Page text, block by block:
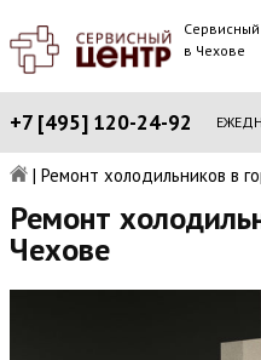
в Чехове
+7 [495] 120-24-92
| Ремонт холодильников в
Ремонт
Чехове